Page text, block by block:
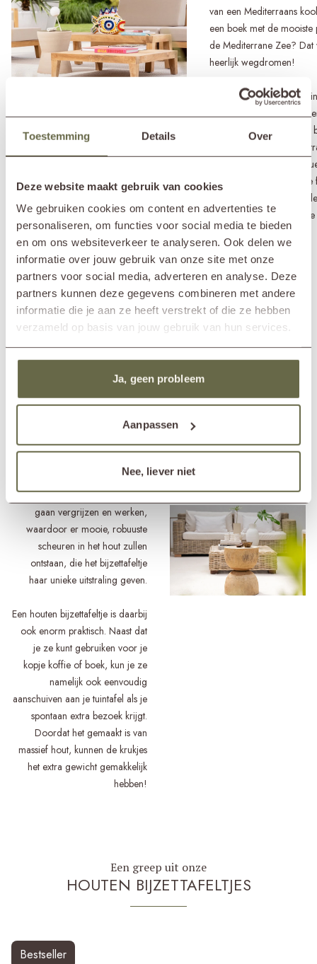
Toestemming Details Over
Deze website maakt gebruik van cookies
We gebruiken cookies om content en advertenties te
personaliseren, om functies voor social media te bieden
en om ons websiteverkeer te analyseren. Ook delen we
informatie over jouw gebruik van onze site met onze
partners voor social media, adverteren en analyse. Deze
partners kunnen deze gegevens combineren met andere
informatie die je aan ze heeft verstrekt of die ze hebben
verzameld op basis van jouw gebruik van hun services.
Ja, geen probleem
Aanpassen
Nee, liever niet
van een Mediterraans
een boek met de mooiste
de Mediterrane Zee?
heerlijk wegdromen!
Koffietafelboeken heb je
soorten en maten. Kies
daarom vooral voor een
je past en een mooie
Vaak zijn ze prachtig
vormgegeven met mooie
zodat zowel de kaft als
prachtig zijn ter
doorheen te bladeren.
#4 MASSIEF
BIJZETTAFELTJES
aanvulling op jouw mediterrane
tuin: een massief houten
bijzettafeltje. Doordat het
100% uniek. Daarbij zal het
onder invloed van de elementen
gaan vergrijzen en werken,
waardoor er mooie, robuuste
scheuren in het hout zullen
ontstaan, die het bijzettafeltje
haar unieke uitstraling geven.
Een houten bijzettafeltje is daarbij
ook enorm praktisch. Naast dat
je ze kunt gebruiken voor je
kopje koffie of boek, kun je ze
namelijk ook eenvoudig
aanschuiven aan je tuintafel als je
spontaan extra bezoek krijgt.
Doordat het gemaakt is van
massief hout, kunnen de krukjes
het extra gewicht gemakkelijk
hebben!
Een greep uit onze
HOUTEN BIJZETTAFELTJES
Bestseller